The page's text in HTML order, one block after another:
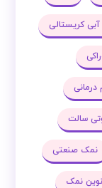
کریستالی
سالت
نمک صنعتی
نمک